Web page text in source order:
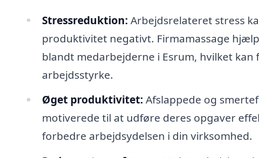
Stressreduktion: Arbejdsrelateret stress
produktivitet negativt. Firmamassage
blandt medarbejderne i Esrum, hvilket
arbejdsstyrke.
Øget produktivitet: Afslappede og
motiverede til at udføre deres opgaver
forbedre arbejdsydelsen i din virksomhed.